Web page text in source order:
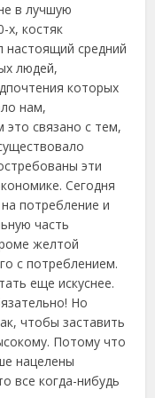
в лучшую
х, костяк
настоящий средний
людей,
которых
нам,
связано с тем,
эти
Сегодня
потребление и
часть
желтой
с потреблением.
еще искуснее.
Но
чтобы заставить
Потому что
нацелены
все когда-нибудь